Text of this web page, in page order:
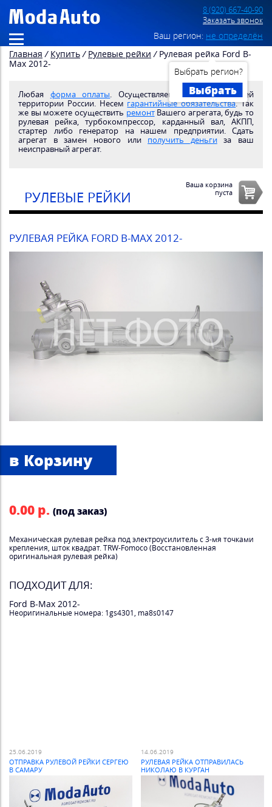
8 (920) 667-40-90
Заказать звонок
Ваш регион: не определён
Выбрать регион?
Выбрать
Главная / Купить / Рулевые рейки / Рулевая рейка Ford B-
Max 2012-
Любая форма оплаты. Осуществляем доставкупо всей
территории России. Несем гарантийные обязательства. Так
же вы можете осуществить ремонтВашего агрегата, будь то
рулевая рейка, турбокомпрессор, карданный вал, АКПП,
стартер либо генератор на нашем предприятии. Сдать
агрегат в замен нового или получить деньгиза ваш
неисправный агрегат.
РУЛЕВЫЕ РЕЙКИ
Ваша корзина
пуста
РУЛЕВАЯ РЕЙКА FORD B-MAX 2012-
0.00 р. (под заказ)
Механическая рулевая рейка под электроусилитель с 3-мя точками
крепления, шток квадрат. TRW-Fomoco (Восстановленная
оригинальная рулевая рейка)
ПОДХОДИТ ДЛЯ:
Ford B-Max 2012-
Неоригинальные номера: 1gs4301, ma8s0147
25.06.2019
ОТПРАВКА РУЛЕВОЙ РЕЙКИ СЕРГЕЮ
В САМАРУ
14.06.2019
РУЛЕВАЯ РЕЙКА ОТПРАВИЛАСЬ
НИКОЛАЮ В КУРГАН